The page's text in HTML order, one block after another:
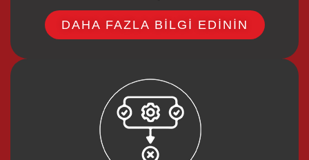
DAHA FAZLA BILGI EDININ